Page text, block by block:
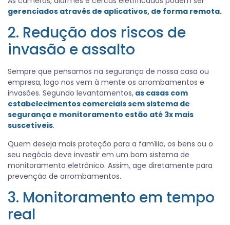
gerenciados através de aplicativos, de forma remota.
2. Redução dos riscos de
invasão e assalto
Sempre que pensamos na segurança de nossa casa ou
empresa, logo nos vem à mente os arrombamentos e
invasões. Segundo levantamentos, as casas com
estabelecimentos comerciais sem sistema de
segurança e monitoramento estão até 3x mais
suscetíveis.
Quem deseja mais proteção para a família, os bens ou o
seu negócio deve investir em um bom sistema de
monitoramento eletrônico. Assim, age diretamente para
prevenção de arrombamentos.
3. Monitoramento em tempo
real